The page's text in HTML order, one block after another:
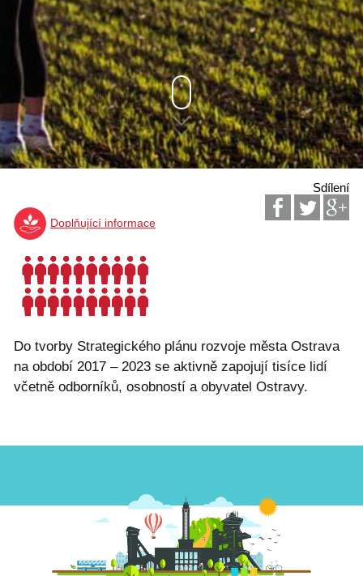
Sdílení
Doplňující informace
Do tvorby Strategického plánu rozvoje města Ostrava
na období 2017 – 2023 se aktivně zapojují tisíce lidí
včetně odborníků, osobností a obyvatel Ostravy.